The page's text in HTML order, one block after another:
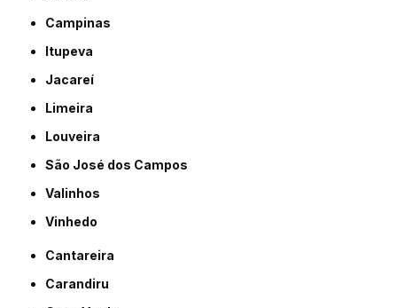
Campinas
Itupeva
Jacareí
Limeira
Louveira
São José dos Campos
Valinhos
Vinhedo
Cantareira
Carandiru